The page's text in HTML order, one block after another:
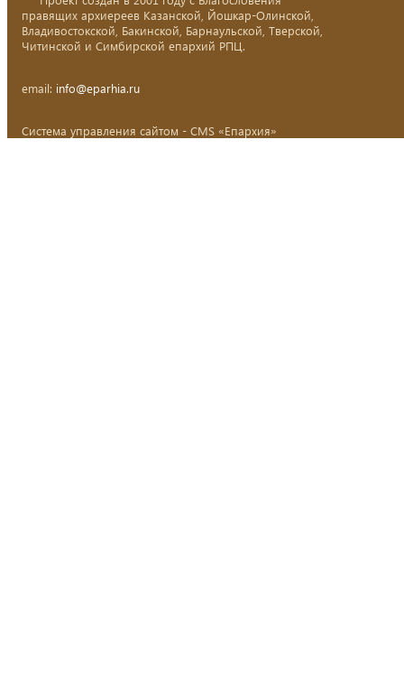
правящих архиереев Казанской, Йошкар-Олинской,
Владивостокской, Бакинской, Барнаульской, Тверской,
Читинской и Симбирской епархий РПЦ.
email: info@eparhia.ru
Система управления сайтом - CMS «Епархия»